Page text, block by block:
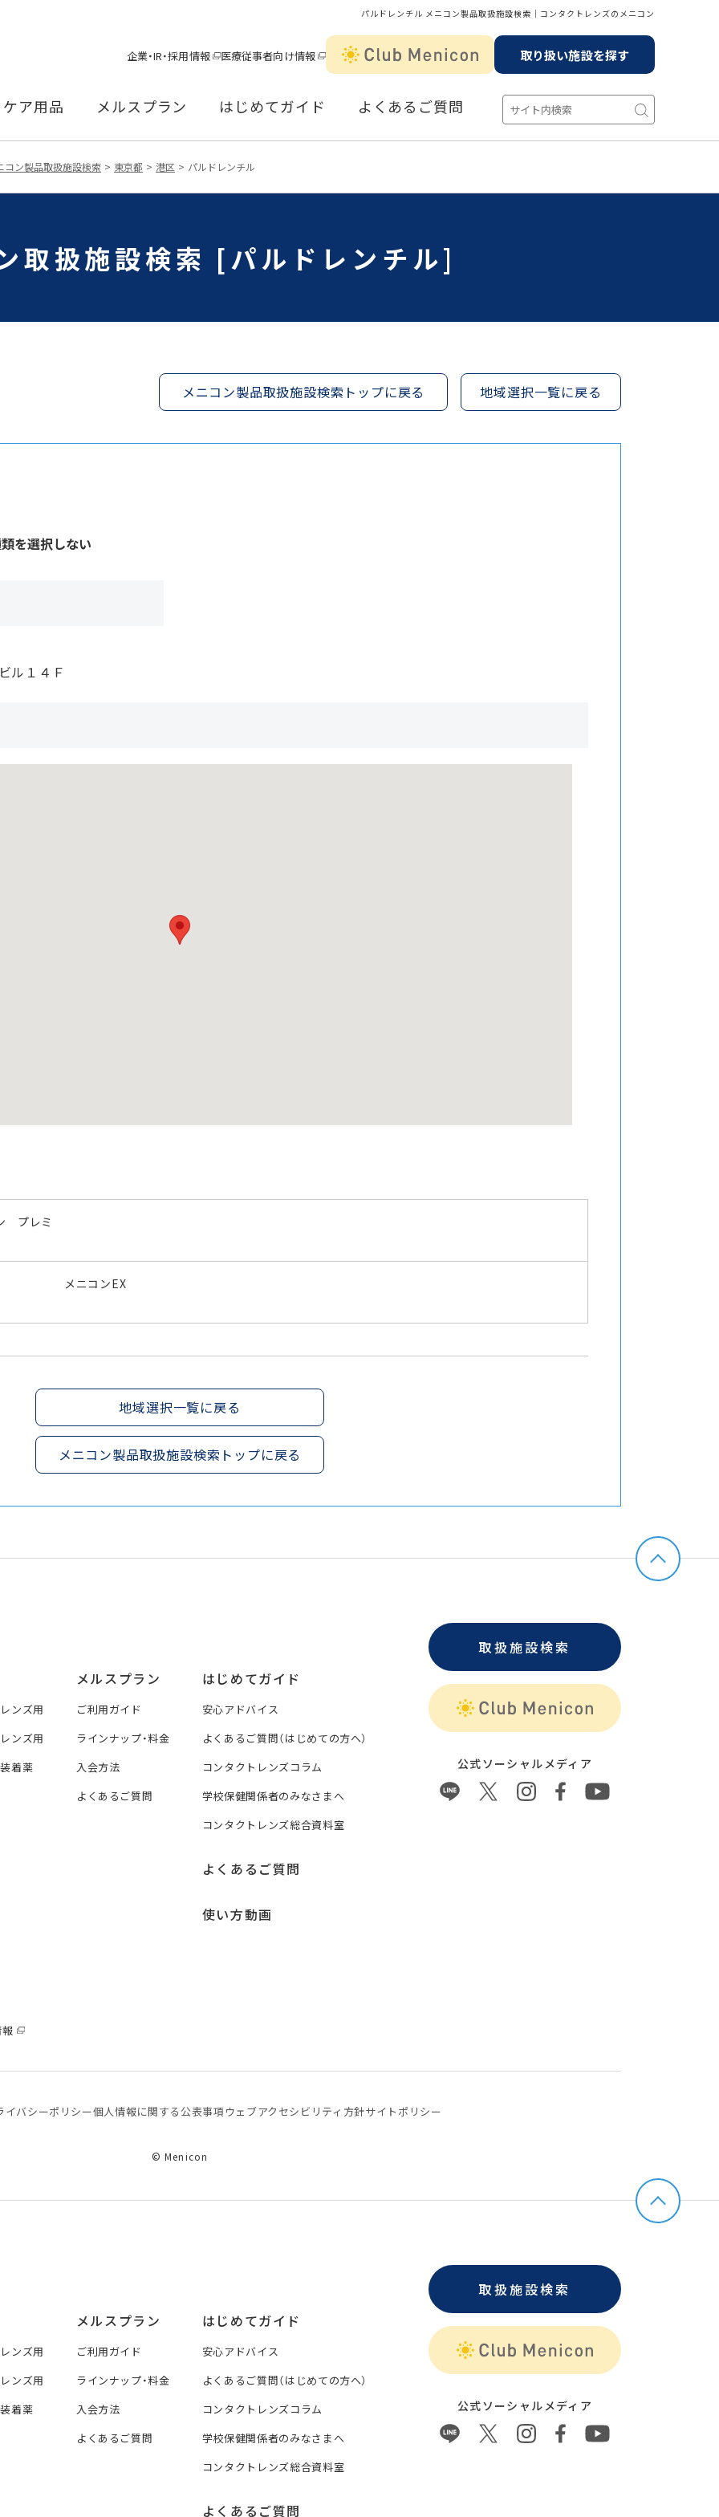
パルドレンチル メニコン製品取扱施設検索│コンタクトレンズのメニコン
企業・IR・採用情報 医療従事者向け情報 取り扱い施設を探す
ケア用品 メルスプラン はじめてガイド よくあるご質問
コン製品取扱施設検索 東京都 港区 パルドレンチル
取扱施設検索 [パルドレンチル]
メニコン製品取扱施設検索トップに戻る 地域選択一覧に戻る
を選択しない
ル１４Ｆ
プレミ
メニコンEX
地域選択一覧に戻る
メニコン製品取扱施設検索トップに戻る
ンズ用
ンズ用
着薬
メルスプラン
ご利用ガイド
ラインナップ・料金
入会方法
よくあるご質問
はじめてガイド
安心アドバイス
よくあるご質問（はじめての方へ）
コンタクトレンズコラム
学校保健関係者のみなさまへ
コンタクトレンズ総合資料室
よくあるご質問
使い方動画
取扱施設検索
公式ソーシャルメディア
イバシーポリシー個⼈情報に関する公表事項 ウェブアクセシビリティ方針サイトポリシー
© Menicon
ンズ用
ンズ用
着薬
メルスプラン
ご利用ガイド
ラインナップ・料金
入会方法
よくあるご質問
はじめてガイド
安心アドバイス
よくあるご質問（はじめての方へ）
コンタクトレンズコラム
学校保健関係者のみなさまへ
コンタクトレンズ総合資料室
よくあるご質問
取扱施設検索
公式ソーシャルメディア